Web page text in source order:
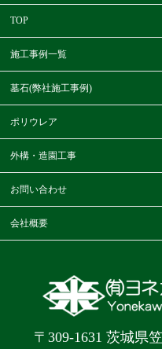
TOP
施工事例一覧
墓石(弊社施工事例)
ポリウレア
外構・造園工事
お問い合わせ
会社概要
〒309-1631 茨城県